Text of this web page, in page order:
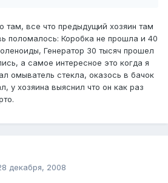
там, все что предыдущий хозяин там
поломалось: Коробка не прошла и 40
Генератор 30 тысяч прошел
а самое интересное это когда я
омыватель стекла, оказось в бачок
у хозяина выяснил что он как раз
декабря, 2008